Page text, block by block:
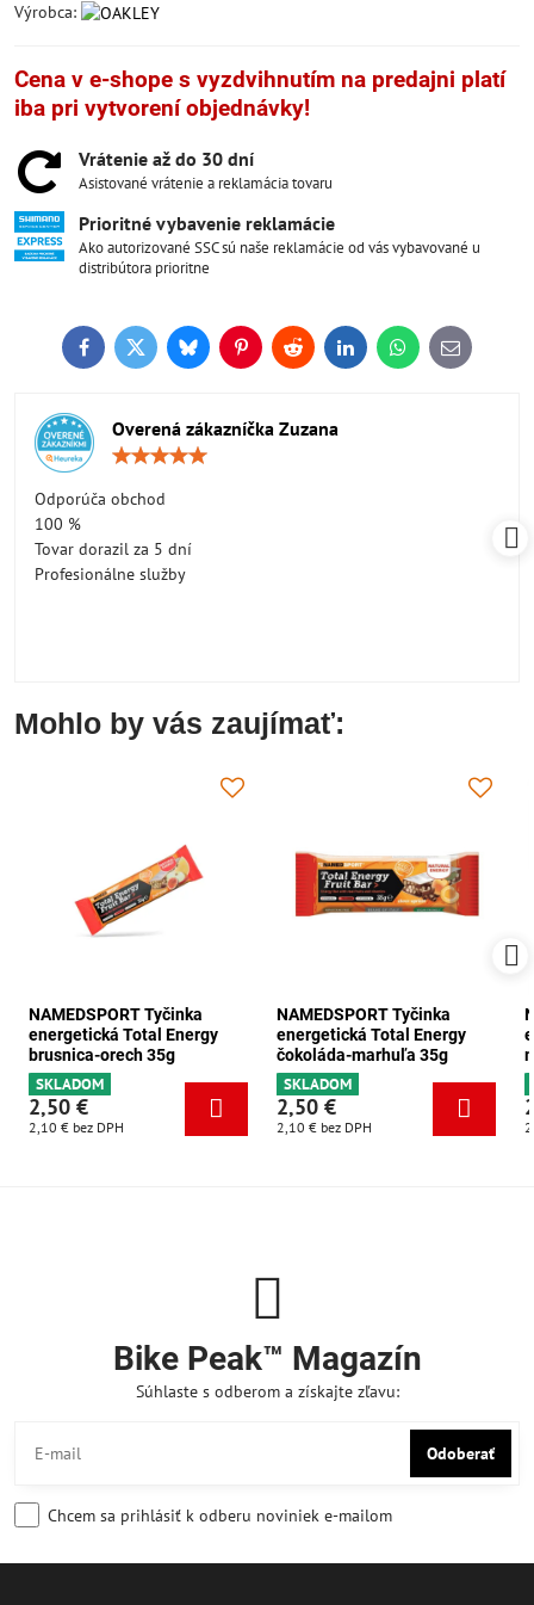
Výrobca:
Cena v e-shope s vyzdvihnutím na predajni platí
iba pri vytvorení objednávky!
Vrátenie až do 30 dní
Asistované vrátenie a reklamácia tovaru
Prioritné vybavenie reklamácie
Ako autorizované SSC sú naše reklamácie od vás vybavované u
distribútora prioritne
FacebookTwitterBlueskyPinterestReddit LinkedInWhatsApp
E-
mail
Overená zákazníčka Zuzana
Odporúča obchod
100 %
Tovar dorazil za 5 dní
Profesionálne služby
Mohlo by vás zaujímať:
NAMEDSPORT Tyčinka
energetická Total Energy
brusnica-orech 35g
SKLADOM
2,50 €
2,10 € bez DPH
NAMEDSPORT Tyčinka
energetická Total Energy
čokoláda-marhuľa 35g
SKLADOM
2,50 €
2,10 € bez DPH
Bike Peak™ Magazín
Súhlaste s odberom a získajte zľavu:
Odoberať
Chcem sa prihlásiť k odberu noviniek e-mailom